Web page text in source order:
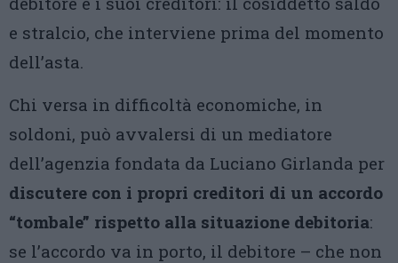
e stralcio, che interviene prima del momento
dell’asta.
Chi versa in difficoltà economiche, in
soldoni, può avvalersi di un mediatore
dell’agenzia fondata da Luciano Girlanda per
discutere con i propri creditori di un accordo
“tombale” rispetto alla situazione debitoria:
se l’accordo va in porto, il debitore – che non